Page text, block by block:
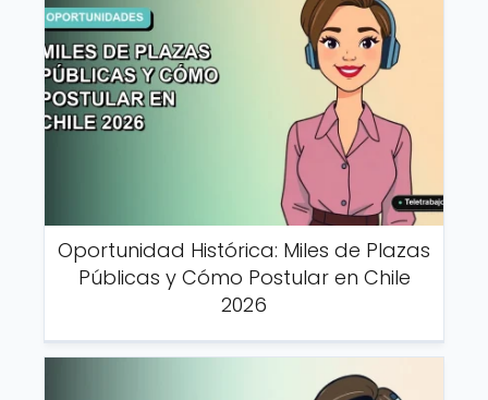
Oportunidad Histórica: Miles de Plazas
Públicas y Cómo Postular en Chile
2026